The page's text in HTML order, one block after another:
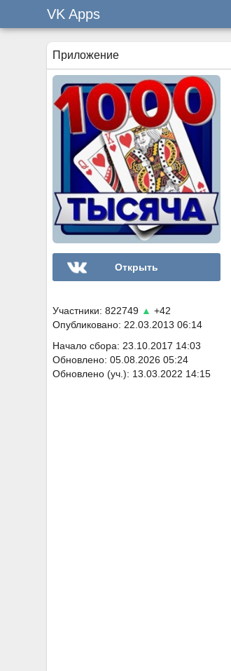
VK Apps
Приложение
Открыть
Участники: 822749 ▲ +42
Опубликовано: 22.03.2013 06:14
Начало сбора: 23.10.2017 14:03
Обновлено: 05.08.2026 05:24
Обновлено (уч.): 13.03.2022 14:15